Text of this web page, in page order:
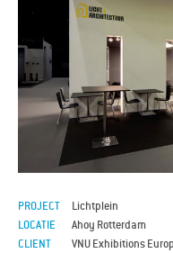
PROJECT
Lichtplein
LOCATIE
Ahoy Rotterdam
CLIENT
VNU Exhibitions